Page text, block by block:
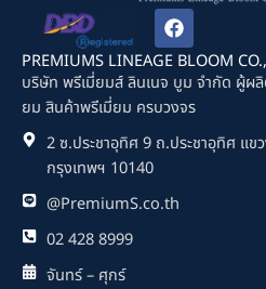
F
a
c
e
b
o
o
k
PREMIUMS LINEAGE BLOOM
บริษัท พรีเมี่ยมส์ ลินเนจ บูม จำกัด ผู้ผลิ
ยม สินค้าพรีเมี่ยม ครบวงจร
2 ซ.ประชาอุทิศ 9 ถ.ประชาอุทิศ แ
กรุงเทพฯ 10140
@PremiumS.co.th
02 428 8999
จันทร์ – ศุกร์